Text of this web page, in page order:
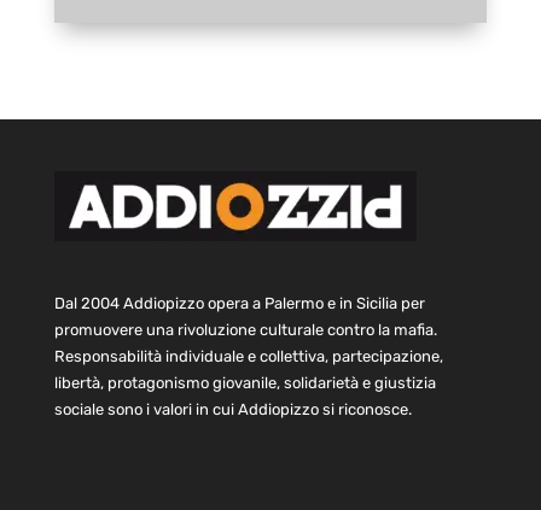
Dal 2004 Addiopizzo opera a Palermo e in Sicilia per
promuovere una rivoluzione culturale contro la mafia.
Responsabilità individuale e collettiva, partecipazione,
libertà, protagonismo giovanile, solidarietà e giustizia
sociale sono i valori in cui Addiopizzo si riconosce.